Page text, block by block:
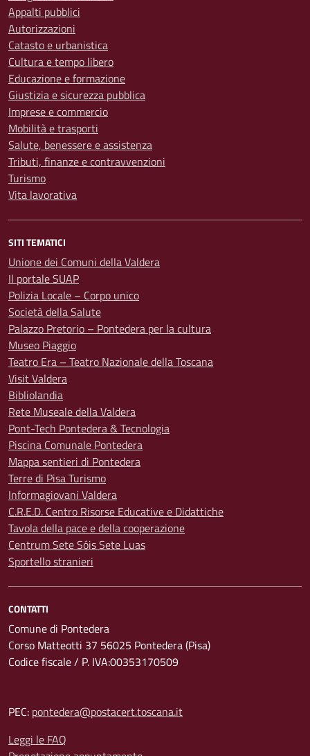
Appalti pubblici
Autorizzazioni
Catasto e urbanistica
Cultura e tempo libero
Educazione e formazione
Giustizia e sicurezza pubblica
Imprese e commercio
Mobilità e trasporti
Salute, benessere e assistenza
Tributi, finanze e contravvenzioni
Turismo
Vita lavorativa
SITI TEMATICI
Unione dei Comuni della Valdera
Il portale SUAP
Polizia Locale – Corpo unico
Società della Salute
Palazzo Pretorio – Pontedera per la cultura
Museo Piaggio
Teatro Era – Teatro Nazionale della Toscana
Visit Valdera
Bibliolandia
Rete Museale della Valdera
Pont-Tech Pontedera & Tecnologia
Piscina Comunale Pontedera
Mappa sentieri di Pontedera
Terre di Pisa Turismo
Informagiovani Valdera
C.R.E.D. Centro Risorse Educative e Didattiche
Tavola della pace e della cooperazione
Centrum Sete Sóis Sete Luas
Sportello stranieri
CONTATTI
Comune di Pontedera
Corso Matteotti 37 56025 Pontedera (Pisa)
Codice fiscale / P. IVA:00353170509
PEC: pontedera@postacert.toscana.it
Leggi le FAQ